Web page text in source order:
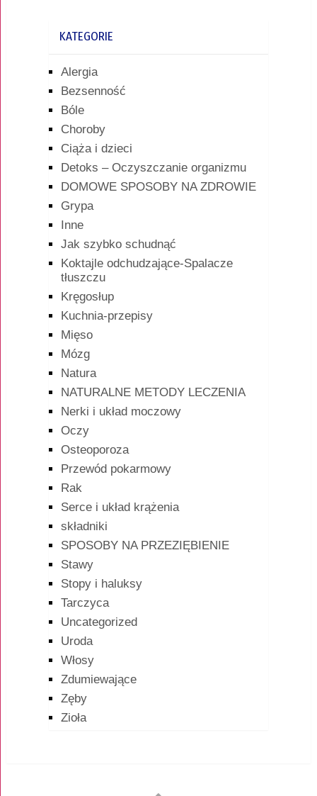
KATEGORIE
Alergia
Bezsenność
Bóle
Choroby
Ciąża i dzieci
Detoks – Oczyszczanie organizmu
DOMOWE SPOSOBY NA ZDROWIE
Grypa
Inne
Jak szybko schudnąć
Koktajle odchudzające-Spalacze
tłuszczu
Kręgosłup
Kuchnia-przepisy
Mięso
Mózg
Natura
NATURALNE METODY LECZENIA
Nerki i układ moczowy
Oczy
Osteoporoza
Przewód pokarmowy
Rak
Serce i układ krążenia
składniki
SPOSOBY NA PRZEZIĘBIENIE
Stawy
Stopy i haluksy
Tarczyca
Uncategorized
Uroda
Włosy
Zdumiewające
Zęby
Zioła